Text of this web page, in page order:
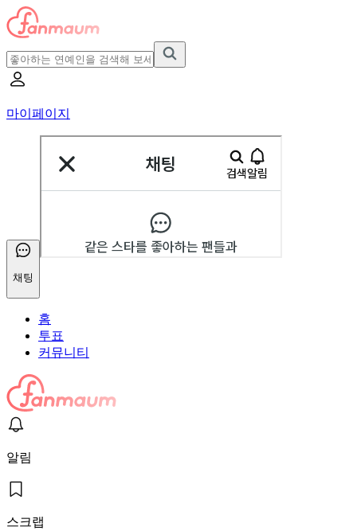
마이페이지
채팅
홈
투표
커뮤니티
알림
스크랩